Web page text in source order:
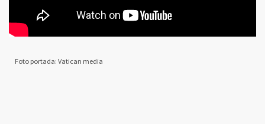
Foto portada: Vatican media